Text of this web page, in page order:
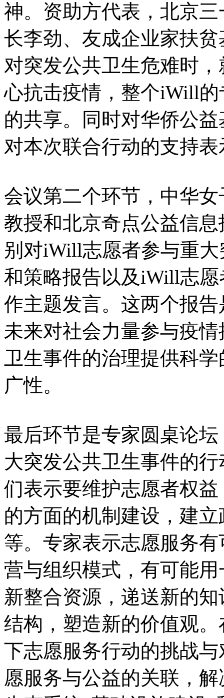
神。资助方代表，北京
长李劲、友成企业家扶
对突发公共卫生危难时
心抗击疫情，整个iWill
的共享。同时对华侨公
对本次联合行动的支持
会议第二个环节，中华
教授和北京奇点公益信
别对iWill志愿者参与重
和策略报告以及iWill志
作主题发言。这两个报
未来对社会力量参与疫
卫生事件的治理提供科
广性。
最后环节是专家圆桌论
大突发公共卫生事件的
们表示要维护志愿者权
的方面的机制建设，建
等。专家表示志愿服务
营与组织模式，有可能
新整合资源，递送新的
结构，塑造新的价值观
下志愿服务行动的挑战
愿服务与公益的关联，